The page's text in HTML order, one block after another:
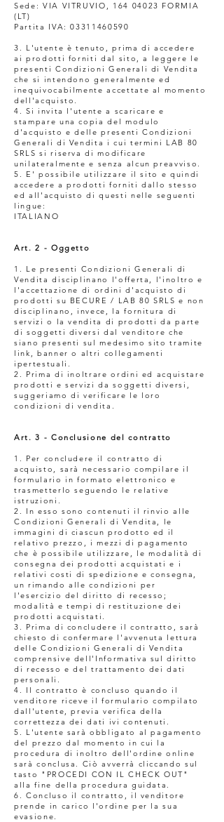
Sede: VIA VITRUVIO, 164 04023 FORMIA
(LT)
Partita IVA: 03311460590
3. L'utente è tenuto, prima di accedere
ai prodotti forniti dal sito, a leggere le
presenti Condizioni Generali di Vendita
che si intendono generalmente ed
inequivocabilmente accettate al momento
dell'acquisto.
4. Si invita l'utente a scaricare e
stampare una copia del modulo
d'acquisto e delle presenti Condizioni
Generali di Vendita i cui termini LAB 80
SRLS si riserva di modificare
unilateralmente e senza alcun preavviso.
5. E' possibile utilizzare il sito e quindi
accedere a prodotti forniti dallo stesso
ed all'acquisto di questi nelle seguenti
lingue:
ITALIANO
Art. 2 - Oggetto
1. Le presenti Condizioni Generali di
Vendita disciplinano l'offerta, l'inoltro e
l'accettazione di ordini d'acquisto di
prodotti su BECURE / LAB 80 SRLS e non
disciplinano, invece, la fornitura di
servizi o la vendita di prodotti da parte
di soggetti diversi dal venditore che
siano presenti sul medesimo sito tramite
link, banner o altri collegamenti
ipertestuali.
2. Prima di inoltrare ordini ed acquistare
prodotti e servizi da soggetti diversi,
suggeriamo di verificare le loro
condizioni di vendita.
Art. 3 - Conclusione del contratto
1. Per concludere il contratto di
acquisto, sarà necessario compilare il
formulario in formato elettronico e
trasmetterlo seguendo le relative
istruzioni.
2. In esso sono contenuti il rinvio alle
Condizioni Generali di Vendita, le
immagini di ciascun prodotto ed il
relativo prezzo, i mezzi di pagamento
che è possibile utilizzare, le modalità di
consegna dei prodotti acquistati e i
relativi costi di spedizione e consegna,
un rimando alle condizioni per
l'esercizio del diritto di recesso;
modalità e tempi di restituzione dei
prodotti acquistati.
3. Prima di concludere il contratto, sarà
chiesto di confermare l'avvenuta lettura
delle Condizioni Generali di Vendita
comprensive dell'Informativa sul diritto
di recesso e del trattamento dei dati
personali.
4. Il contratto è concluso quando il
venditore riceve il formulario compilato
dall'utente, previa verifica della
correttezza dei dati ivi contenuti.
5. L'utente sarà obbligato al pagamento
del prezzo dal momento in cui la
procedura di inoltro dell'ordine online
sarà conclusa. Ciò avverrà cliccando sul
tasto "PROCEDI CON IL CHECK OUT"
alla fine della procedura guidata.
6. Concluso il contratto, il venditore
prende in carico l'ordine per la sua
evasione.